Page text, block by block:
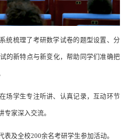
统梳理了考研数学试卷的题型设置、分
的新特点与新变化，帮助同学们准确把
场学生专注听讲、认真记录，互动环节
专家深入交流。
及全校200余名考研学生参加活动。